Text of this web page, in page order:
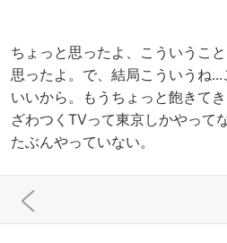
ちょっと思ったよ、こういうこ
思ったよ。で、結局こういうね
いいから。もうちょっと飽きて
ざわつくTVって東京しかやって
たぶんやっていない。